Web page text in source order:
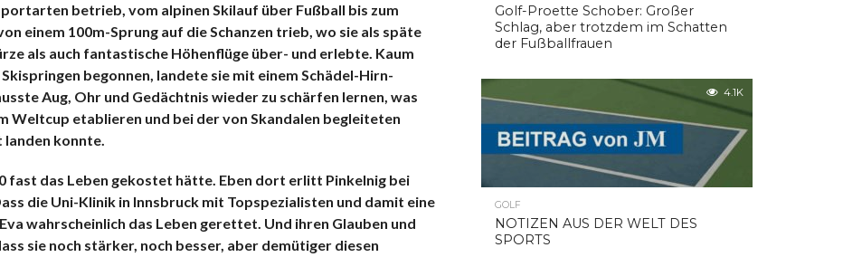
betrieb, vom alpinen Skilauf über Fußball bis zum
einem 100m-Sprung auf die Schanzen trieb, wo sie als späte
als auch fantastische Höhenflüge über- und erlebte. Kaum
begonnen, landete sie mit einem Schädel-Hirn-
Aug, Ohr und Gedächtnis wieder zu schärfen lernen, was
Weltcup etablieren und bei der von Skandalen begleiteten
landen konnte.
fast das Leben gekostet hätte. Eben dort erlitt Pinkelnig bei
die Uni-Klinik in Innsbruck mit Topspezialisten und damit eine
wahrscheinlich das Leben gerettet. Und ihren Glauben und
sie noch stärker, noch besser, aber demütiger diesen
Golf-Proette Schober: Großer
Schlag, aber trotzdem im Schatten
der Fußballfrauen
4.1K
GOLF
NOTIZEN AUS DER WELT DES
SPORTS